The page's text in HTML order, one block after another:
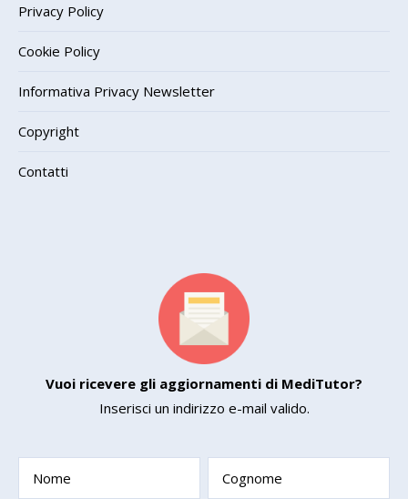
Privacy Policy
Cookie Policy
Informativa Privacy Newsletter
Copyright
Contatti
Vuoi ricevere gli aggiornamenti di MediTutor?
Inserisci un indirizzo e-mail valido.
Nome Cognome